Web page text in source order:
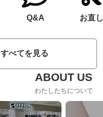
Q&A お直し
すべてを見る
わたしたちについて